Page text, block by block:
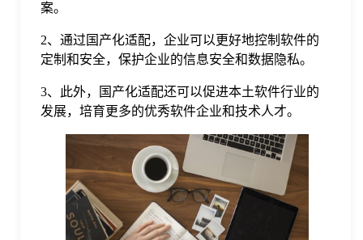
见
问
题
案。
2、通过国产化适配，企业可以更好地控制软件的
定制和安全，保护企业的信息安全和数据隐私。
3、此外，国产化适配还可以促进本土软件行业的
发展，培育更多的优秀软件企业和技术人才。